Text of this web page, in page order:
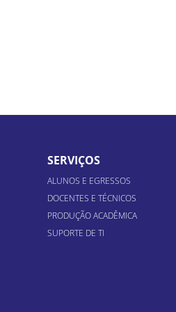
SERVIÇOS
ALUNOS E EGRESSOS
DOCENTES E TÉCNICOS
PRODUÇÃO ACADÊMICA
SUPORTE DE TI